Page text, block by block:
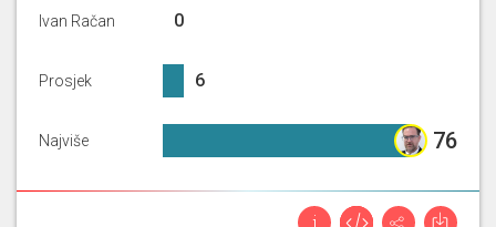
Ivan Račan
Prosjek
Najviše
0%0
6.46%
6
76